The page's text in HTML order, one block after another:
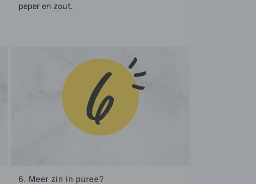
peper en zout.
6. Meer zin in puree?